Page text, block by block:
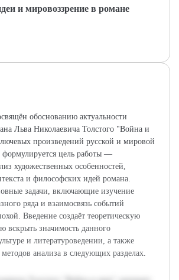
и мировоззрение в романе
обоснованию актуальности
Льва Николаевича Толстого "Война и
произведений русской и мировой
формулируется цель работы —
художественных особенностей,
и философских идей романа.
задачи, включающие изучение
ряда и взаимосвязь событий
Введение создаёт теоретическую
вскрыть значимость данного
и литературоведении, а также
анализа в следующих разделах.